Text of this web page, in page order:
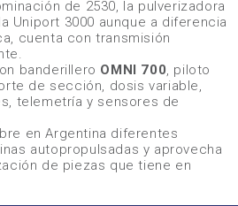
de 2530, la pulverizadora
Uniport 3000 aunque a diferencia
cuenta con transmisión
banderillero OMNI 700, piloto
de sección, dosis variable,
telemetría y sensores de
en Argentina diferentes
autopropulsadas y aprovecha
de piezas que tiene en